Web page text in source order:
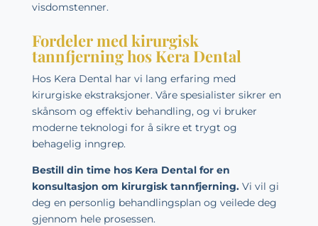
visdomstenner.
Fordeler med kirurgisk
tannfjerning hos Kera Dental
Hos Kera Dental har vi lang erfaring med
kirurgiske ekstraksjoner. Våre spesialister sikrer en
skånsom og effektiv behandling, og vi bruker
moderne teknologi for å sikre et trygt og
behagelig inngrep.
Bestill din time hos Kera Dental for en
konsultasjon om kirurgisk tannfjerning.Vi vil gi
deg en personlig behandlingsplan og veilede deg
gjennom hele prosessen.